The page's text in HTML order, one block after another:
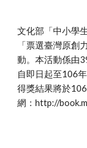
文化部「中小學
「票選臺灣原創
動。本活動係由
自即日起至106
得獎結果將於
網：http://